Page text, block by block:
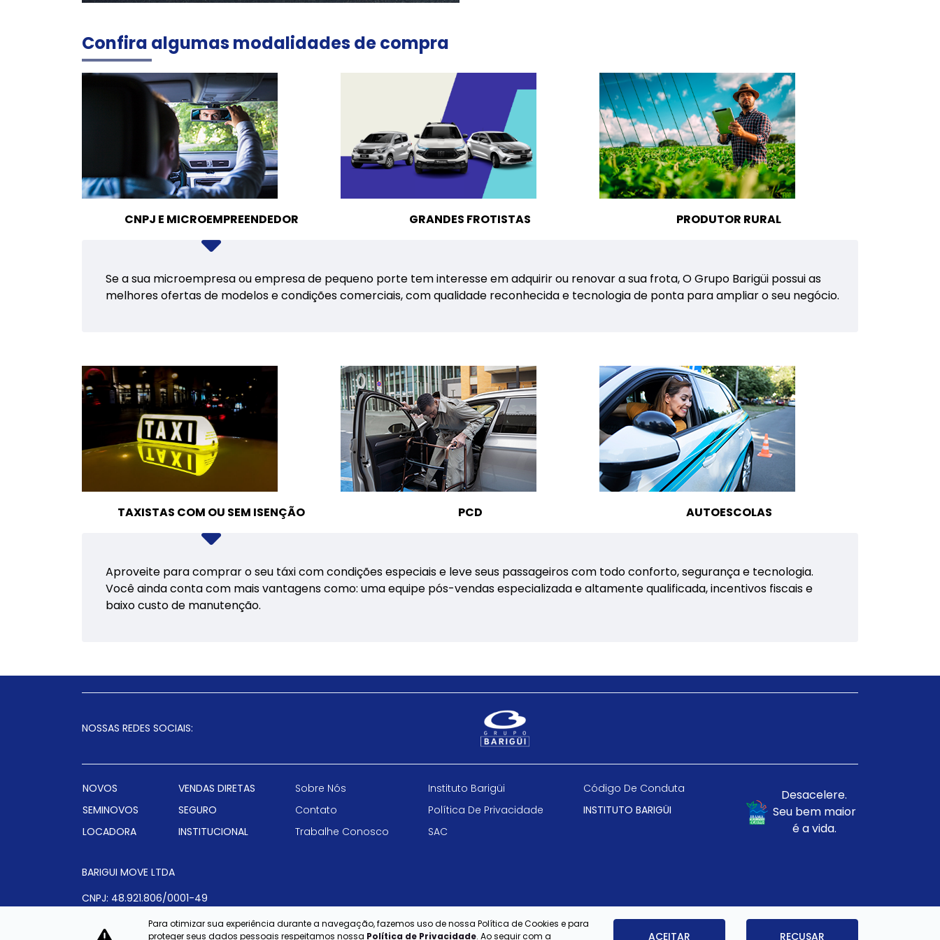
Confira algumas modalidades de compra
CNPJ E MICROEMPREENDEDOR GRANDES FROTISTAS PRODUTOR RURAL
Se a sua microempresa ou empresa de pequeno porte tem interesse em adquirir ou renovar a sua frota, O Grupo Barigüi possui as
melhores ofertas de modelos e condições comerciais, com qualidade reconhecida e tecnologia de ponta para ampliar o seu negócio.
TAXISTAS COM OU SEM ISENÇÃO PCD AUTOESCOLAS
Aproveite para comprar o seu táxi com condições especiais e leve seus passageiros com todo conforto, segurança e tecnologia.
Você ainda conta com mais vantagens como: uma equipe pós-vendas especializada e altamente qualificada, incentivos fiscais e
baixo custo de manutenção.
NOSSAS REDES SOCIAIS:
NOVOS
SEMINOVOS
LOCADORA
VENDAS DIRETAS
SEGURO
INSTITUCIONAL
Sobre Nós
Contato
Trabalhe Conosco
Instituto Barigüi
Política De Privacidade
SAC
Código De Conduta
INSTITUTO BARIGÜI
Desacelere.
Seu bem maior
é a vida.
BARIGUI MOVE LTDA
CNPJ: 48.921.806/0001-49
Para otimizar sua experiência durante a navegação, fazemos uso de nossa Política de Cookies e para
proteger seus dados pessoais respeitamos nossa Política de Privacidade. Ao seguir com a ACEITAR RECUSAR